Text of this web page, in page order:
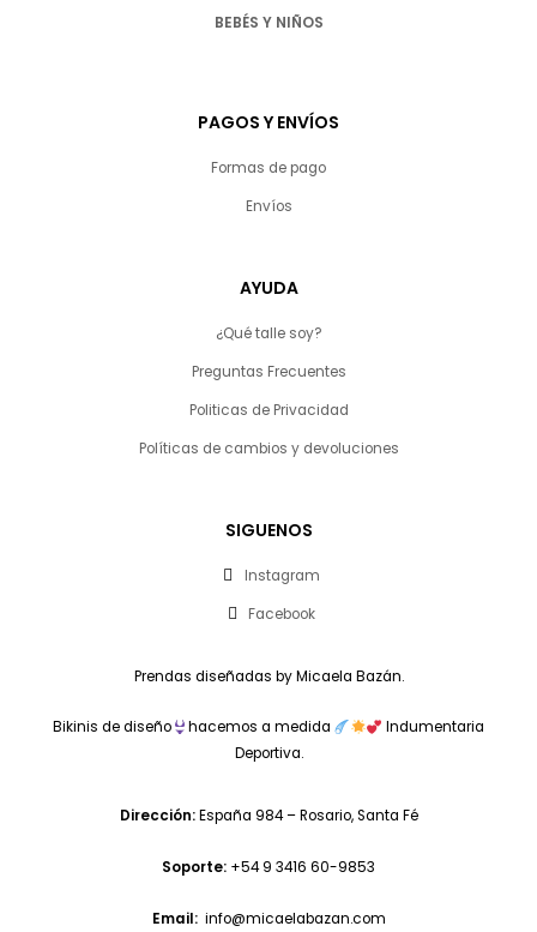
BEBÉS Y NIÑOS
PAGOS Y ENVÍOS
Formas de pago
Envíos
AYUDA
¿Qué talle soy?
Preguntas Frecuentes
Politicas de Privacidad
Políticas de cambios y devoluciones
SIGUENOS
Instagram
Facebook
Prendas diseñadas by Micaela Bazán.
Bikinis de diseño hacemos a medida
Indumentaria
Deportiva.
Dirección:España 984 – Rosario, Santa Fé
Soporte: +54 9 3416 60-9853
Email: info@micaelabazan.com